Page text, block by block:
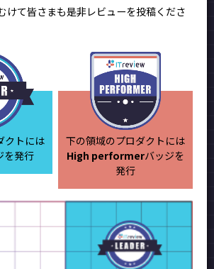
て皆さまも是非レビューを投稿くださ
クトには
発行
下の領域のプロダクトには
High performerバッジを
発行